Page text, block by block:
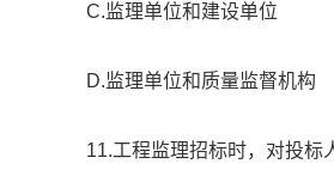
C.监理单位和建设单位
D.监理单位和质量监督机构
11.工程监理招标时，对投标